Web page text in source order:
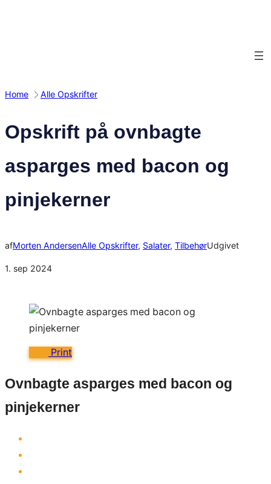
Home Alle Opskrifter
Opskrift på ovnbagte
asparges med bacon og
pinjekerner
afMorten AndersenAlle Opskrifter, Salater, TilbehørUdgivet
1. sep 2024
Print
Ovnbagte asparges med bacon og
pinjekerner